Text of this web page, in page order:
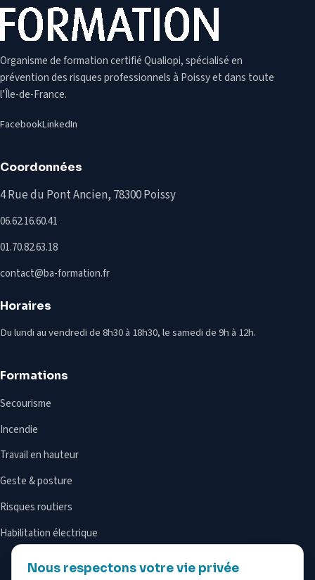
Organisme de formation certifié Qualiopi, spécialisé en
prévention des risques professionnels à Poissy et dans toute
l’Île-de-France.
FacebookLinkedIn
Coordonnées
4 Rue du Pont Ancien, 78300 Poissy
06.62.16.60.41
01.70.82.63.18
contact@ba-formation.fr
Horaires
Du lundi au vendredi de 8h30 à 18h30, le samedi de 9h à 12h.
Formations
Secourisme
Incendie
Travail en hauteur
Geste & posture
Risques routiers
Habilitation électrique
Nous respectons votre vie privée